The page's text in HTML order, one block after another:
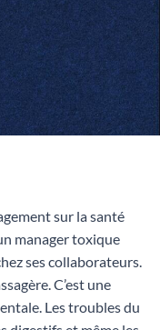
sur la santé
manager toxique
ses collaborateurs.
C’est une
Les troubles du